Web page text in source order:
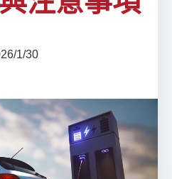
1/30